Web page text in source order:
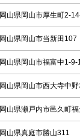
岡山県岡山市厚生町2-
岡山県岡山市当新田107
岡山県岡山市福富中1-9-
岡山県岡山市西大寺中
岡山県瀬戸内市邑久町
岡山県真庭市勝山311